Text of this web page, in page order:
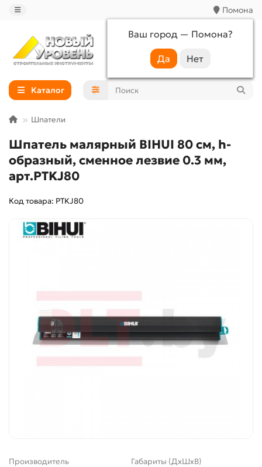
Помона
Ваш город — Помона?
+7 (988) 233-44-52
Каталог
Шпатели
Шпатель малярный BIHUI 80 см, h-
образный, сменное лезвие 0.3 мм,
арт.PTKJ80
Код товара: PTKJ80
Производитель Габариты (ДхШхВ)